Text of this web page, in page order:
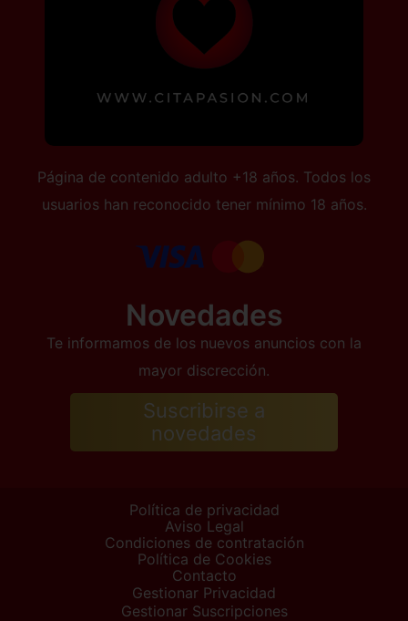
Página de contenido adulto +18 años. Todos los
usuarios han reconocido tener mínimo 18 años.
Novedades
Te informamos de los nuevos anuncios con la
mayor discrección.
Suscribirse a
novedades
Política de privacidad
Aviso Legal
Condiciones de contratación
Política de Cookies
Contacto
Gestionar Privacidad
Gestionar Suscripciones